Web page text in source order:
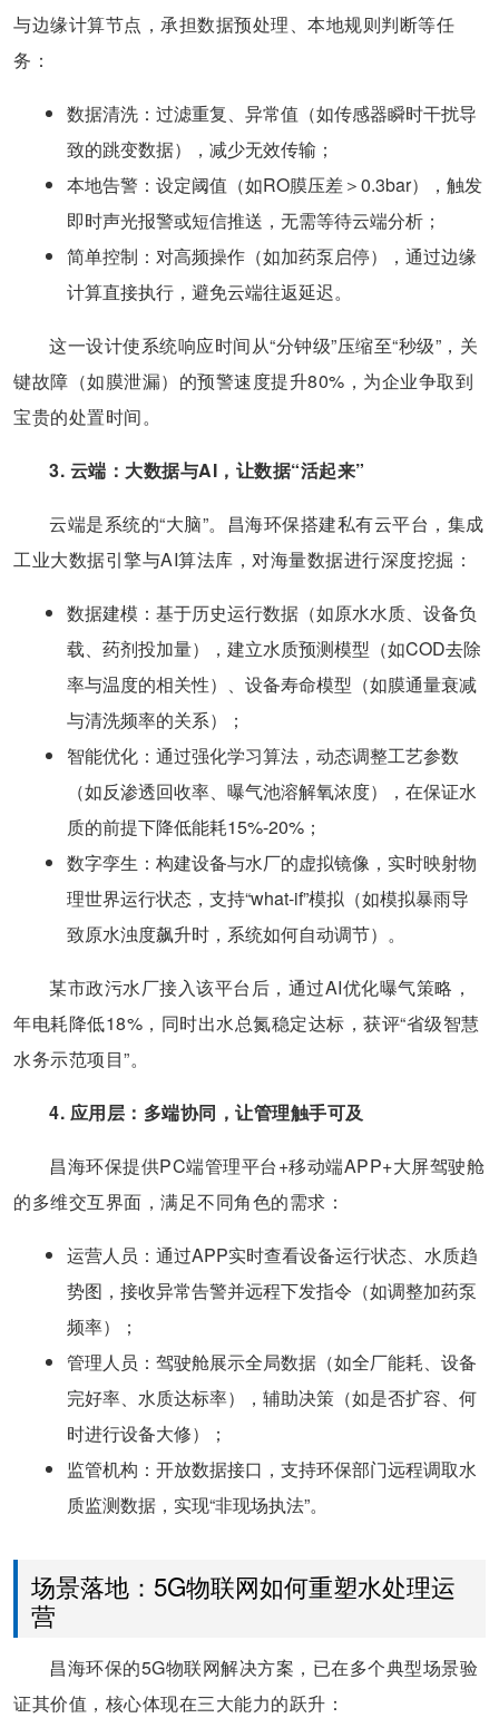
与边缘计算节点，承担数据预处理、本地规则判断等任
务：
数据清洗：过滤重复、异常值（如传感器瞬时干扰导
致的跳变数据），减少无效传输；
本地告警：设定阈值（如RO膜压差＞0.3bar），触发
即时声光报警或短信推送，无需等待云端分析；
简单控制：对高频操作（如加药泵启停），通过边缘
计算直接执行，避免云端往返延迟。
这一设计使系统响应时间从“分钟级”压缩至“秒级”，关
键故障（如膜泄漏）的预警速度提升80%，为企业争取到
宝贵的处置时间。
3. 云端：大数据与AI，让数据“活起来”
云端是系统的“大脑”。昌海环保搭建私有云平台，集成
工业大数据引擎与AI算法库，对海量数据进行深度挖掘：
​数据建模​：基于历史运行数据（如原水水质、设备负
载、药剂投加量），建立水质预测模型（如COD去除
率与温度的相关性）、设备寿命模型（如膜通量衰减
与清洗频率的关系）；
​智能优化​：通过强化学习算法，动态调整工艺参数
（如反渗透回收率、曝气池溶解氧浓度），在保证水
质的前提下降低能耗15%-20%；
​数字孪生​：构建设备与水厂的虚拟镜像，实时映射物
理世界运行状态，支持“what-if”模拟（如模拟暴雨导
致原水浊度飙升时，系统如何自动调节）。
某市政污水厂接入该平台后，通过AI优化曝气策略，
年电耗降低18%，同时出水总氮稳定达标，获评“省级智慧
水务示范项目”。
4. 应用层：多端协同，让管理触手可及
昌海环保提供PC端管理平台+移动端APP+大屏驾驶舱
的多维交互界面，满足不同角色的需求：
​运营人员​：通过APP实时查看设备运行状态、水质趋
势图，接收异常告警并远程下发指令（如调整加药泵
频率）；
​管理人员​：驾驶舱展示全局数据（如全厂能耗、设备
完好率、水质达标率），辅助决策（如是否扩容、何
时进行设备大修）；
​监管机构​：开放数据接口，支持环保部门远程调取水
质监测数据，实现“非现场执法”。
场景落地：5G物联网如何重塑水处理运
营
昌海环保的5G物联网解决方案，已在多个典型场景验
证其价值，核心体现在三大能力的跃升：